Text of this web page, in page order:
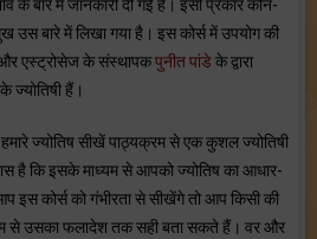
बारे में जानकारी दी गई है। इसी प्रकार कौन-
बारे में लिखा गया है। इस कोर्स में उपयोग की
और एस्ट्रोसेज के संस्थापकपुनीत पांडेके द्वारा
ज्योतिषी हैं।
ज्योतिष सीखें पाठ्यक्रम से एक कुशल ज्योतिषी
है कि इसके माध्यम से आपको ज्योतिष का आधार-
इस कोर्स को गंभीरता से सीखेंगे तो आप किसी की
से उसका फलादेश तक सही बता सकते हैं। वर और